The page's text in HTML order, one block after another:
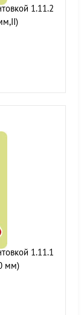
1.11.2
1.11.1
мм)